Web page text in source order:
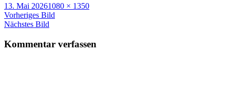
Veröffentlicht
am
13. Mai 2026Volle
Größe
1080 × 1350
Vorheriges Bild
Nächstes Bild
Kommentar verfassen